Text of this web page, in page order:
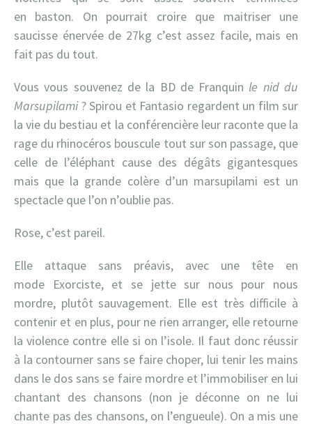
en baston. On pourrait croire que maitriser une
saucisse énervée de 27kg c’est assez facile, mais en
fait pas du tout.
Vous vous souvenez de la BD de Franquin le nid du
Marsupilami? Spirou et Fantasio regardent un film sur
la vie du bestiau et la conférencière leur raconte que la
rage du rhinocéros bouscule tout sur son passage, que
celle de l’éléphant cause des dégâts gigantesques
mais que la grande colère d’un marsupilami est un
spectacle que l’on n’oublie pas.
Rose, c’est pareil.
Elle attaque sans préavis, avec une tête en
mode Exorciste, et se jette sur nous pour nous
mordre, plutôt sauvagement. Elle est très difficile à
contenir et en plus, pour ne rien arranger, elle retourne
la violence contre elle si on l’isole. Il faut donc réussir
à la contourner sans se faire choper, lui tenir les mains
dans le dos sans se faire mordre et l’immobiliser en lui
chantant des chansons (non je déconne on ne lui
chante pas des chansons, on l’engueule). On a mis une